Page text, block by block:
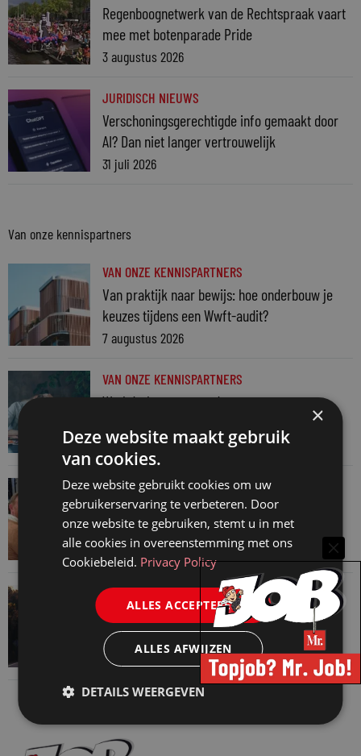
Regenboognetwerk van de Rechtspraak vaart
mee met botenparade Pride
3 augustus 2026
JURIDISCH NIEUWS
Verschoningsgerechtigde info gemaakt door
AI? Dan niet langer vertrouwelijk
31 juli 2026
Van onze kennispartners
VAN ONZE KENNISPARTNERS
Van praktijk naar bewijs: hoe onderbouw je
keuzes tijdens een Wwft-audit?
7 augustus 2026
VAN ONZE KENNISPARTNERS
Werkdruk zegt meer dan urennormen
VAN ONZE KENNISPARTNERS
Martin Woodward: waarom geen enkel
advocatenkantoor hetzelfde kan blijven
4 augustus 2026
VAN ONZE KENNISPARTNERS
Waarom standaard carrièrepaden talent
kosten
31 juli 2026
×
Deze website maakt gebruik
van cookies.
Deze website gebruikt cookies om uw
gebruikerservaring te verbeteren. Door
onze website te gebruiken, stemt u in met
alle cookies in overeenstemming met ons
Cookiebeleid. Privacy Policy
ALLES ACCEPTEREN
ALLES AFWIJZEN
DETAILS WEERGEVEN